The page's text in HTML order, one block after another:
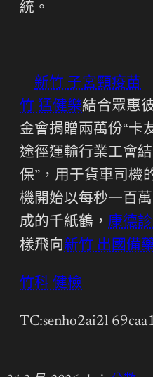
統。
新竹 子宮頸疫苗
竹 猛健樂結合眾惠
金會捐贈兩萬份“卡
途徑運輸行業工會
保”，用于貨車司機
機開始以每秒一百
成的千紙鶴， 康德
樣飛向新竹 出國備
竹科 健檢
TC:senho2ai2l